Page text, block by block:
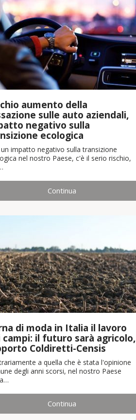
aumento della
sulle auto aziendali,
negativo sulla
ecologica
impatto negativo sulla transizione
nel nostro Paese, c'è il serio rischio,
Continua
di moda in Italia il lavoro
campi: il futuro sarà agricolo,
Coldiretti-Censis
a quella che è stata l'opinione
degli anni scorsi, nel nostro Paese
Continua